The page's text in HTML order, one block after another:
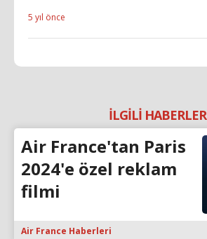
5 yıl önce
İLGİLİ HABERLER
Air France'tan Paris
2024'e özel reklam
filmi
Air France Haberleri